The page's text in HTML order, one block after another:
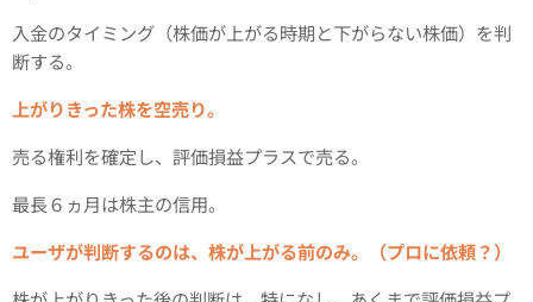
入金のタイミング（株価が上がる時期と下がらない株価）を判
断する。
上がりきった株を空売り。
売る権利を確定し、評価損益プラスで売る。
最長６ヵ月は株主の信用。
ユーザが判断するのは、株が上がる前のみ。（プロに依頼？）